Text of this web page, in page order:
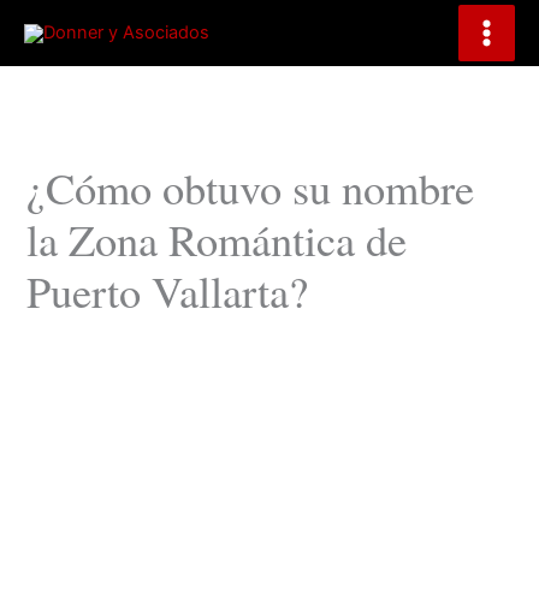
contenido
¿Cómo obtuvo su nombre
la Zona Romántica de
Puerto Vallarta?
u